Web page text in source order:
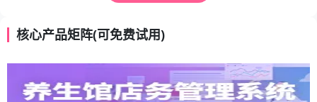
核心产品矩阵(可免费试用)